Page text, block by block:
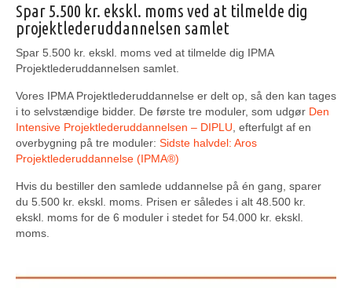
Spar 5.500 kr. ekskl. moms ved at tilmelde dig
projektlederuddannelsen samlet
Spar 5.500 kr. ekskl. moms ved at tilmelde dig IPMA
Projektlederuddannelsen samlet.
Vores IPMA Projektlederuddannelse er delt op, så den kan tages
i to selvstændige bidder. De første tre moduler, som udgør Den
Intensive Projektlederuddannelsen – DIPLU , efterfulgt af en
overbygning på tre moduler: Sidste halvdel: Aros
Projektlederuddannelse (IPMA®)
Hvis du bestiller den samlede uddannelse på én gang, sparer
du 5.500 kr. ekskl. moms. Prisen er således i alt 48.500 kr.
ekskl. moms for de 6 moduler i stedet for 54.000 kr. ekskl.
moms.